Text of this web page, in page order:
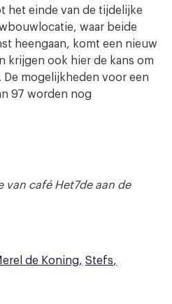
het einde van de tijdelijke
waar beide
heengaan, komt een nieuw
krijgen ook hier de kans om
De mogelijkheden voor een
97 worden nog
van café Het7de aan de
de Koning
Stefs